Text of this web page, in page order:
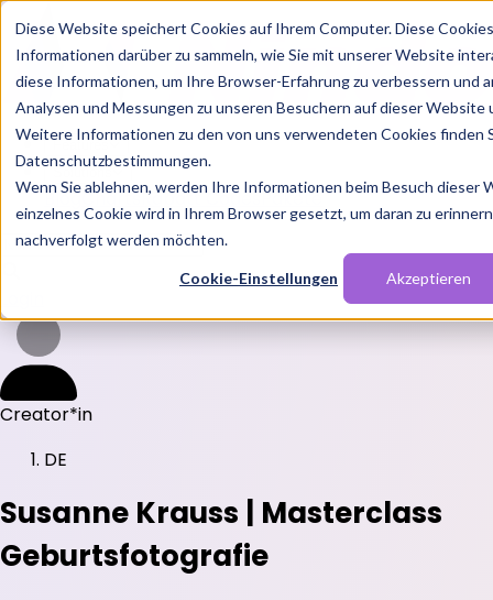
Diese Website speichert Cookies auf Ihrem Computer. Diese
Informationen darüber zu sammeln, wie Sie mit unserer Website
diese Informationen, um Ihre Browser-Erfahrung zu verbessern und
Analysen und Messungen zu unseren Besuchern auf dieser Website
Weitere Informationen zu den von uns verwendeten Cookies finden
Datenschutzbestimmungen.
Wenn Sie ablehnen, werden Ihre Informationen beim Besuch dieser
einzelnes Cookie wird in Ihrem Browser gesetzt, um daran zu
nachverfolgt werden möchten.
Cookie-Einstellungen Akzeptieren
Features
Solutions
BlogChartsRabatt CodesPakete
Creator*in
DE
Susanne Krauss | Masterclass
Geburtsfotografie